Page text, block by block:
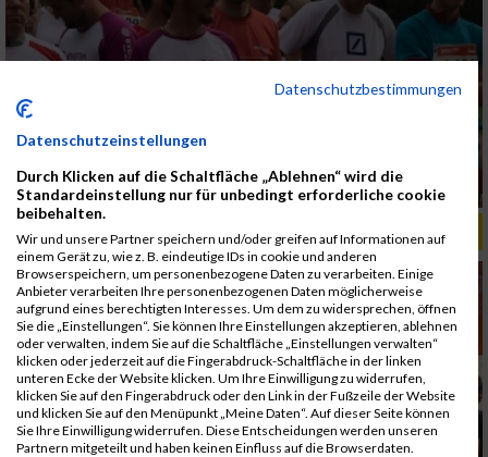
ALBUM B2RUN MÜNCHEN, B2RUN / 16.07.2019
Datenschutzbestimmungen
Datenschutzeinstellungen
Durch Klicken auf die Schaltfläche „Ablehnen“ wird die
Standardeinstellung nur für unbedingt erforderliche cookie
beibehalten.
Wir und unsere Partner speichern und/oder greifen auf Informationen auf
einem Gerät zu, wie z. B. eindeutige IDs in cookie und anderen
Browserspeichern, um personenbezogene Daten zu verarbeiten. Einige
Anbieter verarbeiten Ihre personenbezogenen Daten möglicherweise
aufgrund eines berechtigten Interesses. Um dem zu widersprechen, öffnen
Sie die „Einstellungen“. Sie können Ihre Einstellungen akzeptieren, ablehnen
oder verwalten, indem Sie auf die Schaltfläche „Einstellungen verwalten“
klicken oder jederzeit auf die Fingerabdruck-Schaltfläche in der linken
unteren Ecke der Website klicken. Um Ihre Einwilligung zu widerrufen,
klicken Sie auf den Fingerabdruck oder den Link in der Fußzeile der Website
und klicken Sie auf den Menüpunkt „Meine Daten“. Auf dieser Seite können
Sie Ihre Einwilligung widerrufen. Diese Entscheidungen werden unseren
Partnern mitgeteilt und haben keinen Einfluss auf die Browserdaten.